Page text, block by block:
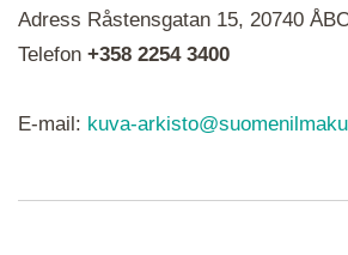
ikoner är det en serie i varje.
syns som nålar istället.
Adress Råstensgatan 15, 20740
Telefon +358 2254 3400
E-mail: kuva-